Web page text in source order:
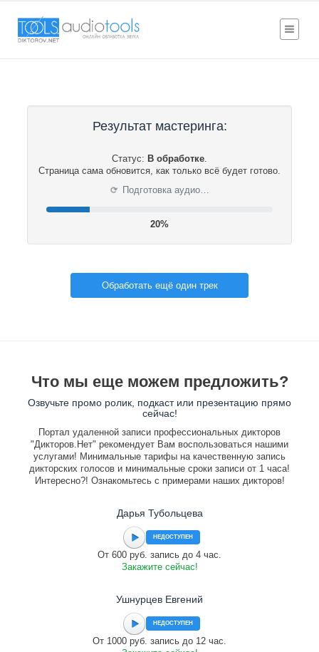
Результат мастеринга:
Статус: В обработке.
Страница сама обновится, как только всё будет готово.
⟳ Подготовка аудио…
20%
Обработать ещё один трек
Что мы еще можем предложить?
Озвучьте промо ролик, подкаст или презентацию прямо
сейчас!
Портал удаленной записи профессиональных дикторов
"Дикторов.Нет" рекомендует Вам воспользоваться нашими
услугами! Минимальные тарифы на качественную запись
дикторских голосов и минимальные сроки записи от 1 часа!
Интересно?! Ознакомьтесь с примерами наших дикторов!
Дарья Тубольцева
НЕДОСТУПЕН
От 600 руб. запись до 4 час.
Закажите сейчас!
Ушнурцев Евгений
НЕДОСТУПЕН
От 1000 руб. запись до 12 час.